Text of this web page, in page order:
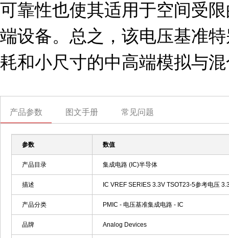
可靠性也使其适用于空间受
端设备。总之，该电压基准
耗和小尺寸的中高端模拟与
产品参数 图文手册 常见问题
参数 数值
产品目录 集成电路 (IC)半导体
描述 IC VREF SERIES 3.3V TSOT23-5参考电压
产品分类 PMIC - 电压基准集成电路 - IC
品牌 Analog Devices